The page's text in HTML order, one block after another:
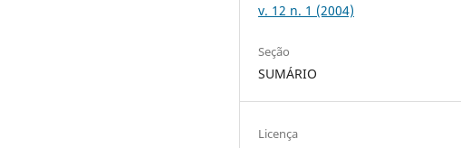
v. 12 n. 1 (2004)
Seção
SUMÁRIO
Licença